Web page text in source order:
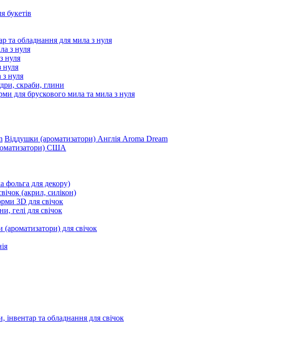
букетів
та обладнання для мила з нуля
з нуля
нуля
нуля
з нуля
скраби, глини
для брускового мила та мила з нуля
Віддушки (ароматизатори) Англія Aroma Dream
США
фольга для декору)
(акрил, силікон)
3D для свічок
гелі для свічок
(ароматизатори) для свічок
інвентар та обладнання для свічок